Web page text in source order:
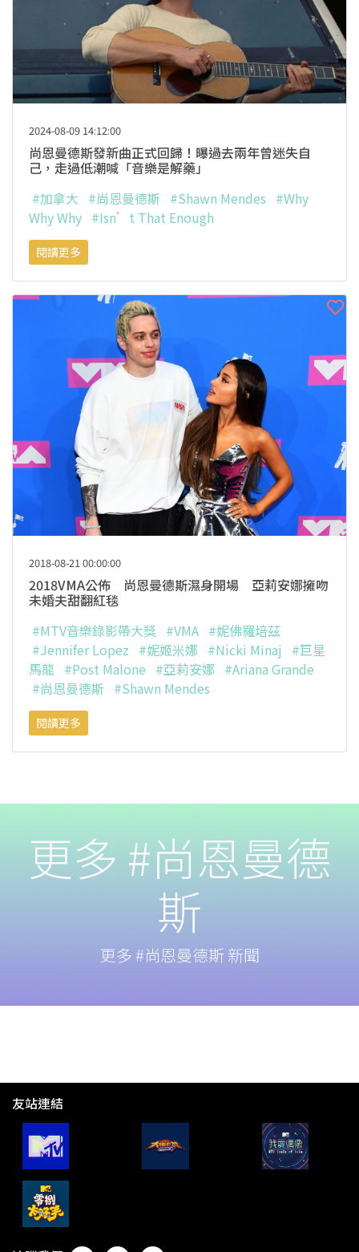
2024-08-09 14:12:00
尚恩曼德斯發新曲正式回歸！曝過去兩年曾迷失自
己，走過低潮喊「音樂是解藥」
#加拿大 #尚恩曼德斯 #Shawn Mendes #Why
Why Why #Isn’t That Enough
閱讀更多
2018-08-21 00:00:00
2018VMA公佈 尚恩曼德斯濕身開場 亞莉安娜擁吻
未婚夫甜翻紅毯
#MTV音樂錄影帶大獎 #VMA #妮佛羅培茲
#Jennifer Lopez #妮姬米娜 #Nicki Minaj
#巨星
馬龍 #Post Malone #亞莉安娜 #Ariana Grande
#尚恩曼德斯 #Shawn Mendes
閱讀更多
更多 #尚恩曼德
斯
更多 #尚恩曼德斯 新聞
友站連結